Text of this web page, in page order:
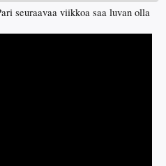
seuraavaa viikkoa saa luvan olla